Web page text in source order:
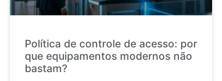
Política de controle de acesso: por
que equipamentos modernos não
bastam?